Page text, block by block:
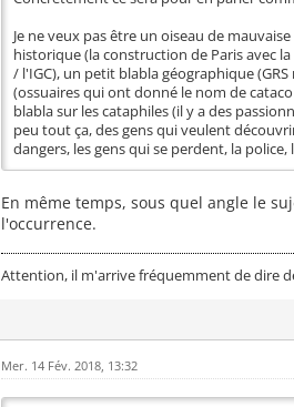
Je ne veux pas être un oiseau de
historique (la construction de Paris avec
/ l'IGC), un petit blabla géographique
(ossuaires qui ont donné le nom de
blabla sur les cataphiles (il y a des
peu tout ça, des gens qui veulent
dangers, les gens qui se perdent, la
En même temps, sous quel angle le
l'occurrence.
Attention, il m'arrive fréquemment de dire
Mer. 14 Fév. 2018, 13:32